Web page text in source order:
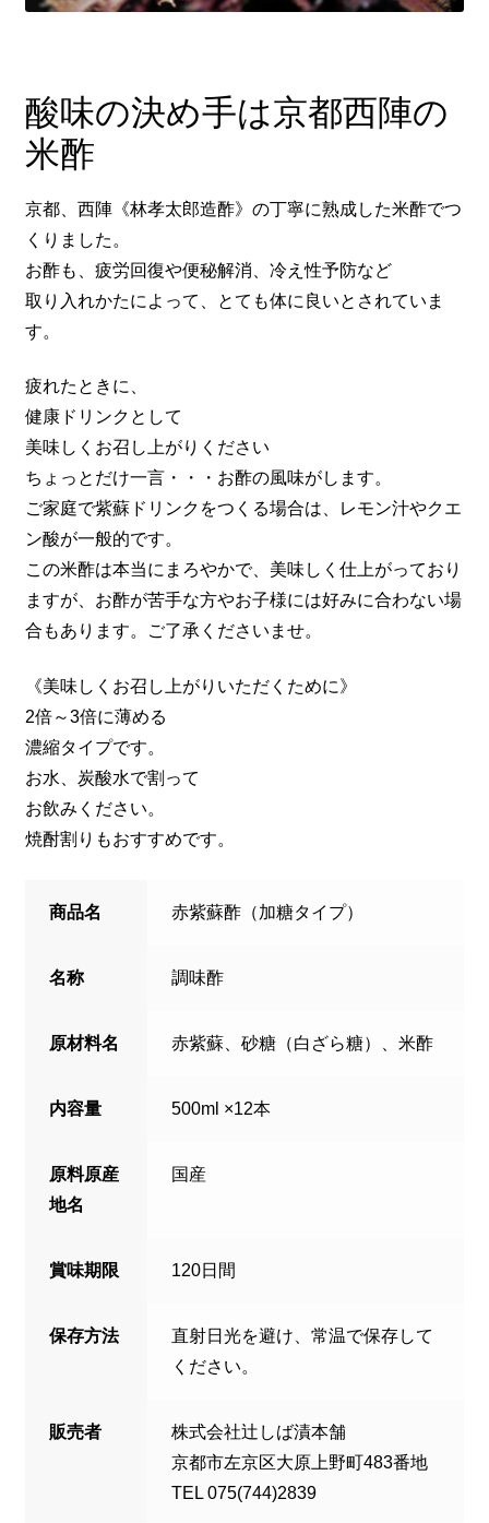
酸味の決め手は京都西陣の
米酢
京都、西陣《林孝太郎造酢》の丁寧に熟成した米酢でつ
くりました。
お酢も、疲労回復や便秘解消、冷え性予防など
取り入れかたによって、とても体に良いとされていま
す。
疲れたときに、
健康ドリンクとして
美味しくお召し上がりください
ちょっとだけ一言・・・お酢の風味がします。
ご家庭で紫蘇ドリンクをつくる場合は、レモン汁やクエ
ン酸が一般的です。
この米酢は本当にまろやかで、美味しく仕上がっており
ますが、お酢が苦手な方やお子様には好みに合わない場
合もあります。ご了承くださいませ。
《美味しくお召し上がりいただくために》
2倍～3倍に薄める
濃縮タイプです。
お水、炭酸水で割って
お飲みください。
焼酎割りもおすすめです。
商品名 赤紫蘇酢（加糖タイプ）
名称 調味酢
原材料名 赤紫蘇、砂糖（白ざら糖）、米酢
内容量 500ml ×12本
原料原産
地名
国産
賞味期限 120日間
保存方法
直射日光を避け、常温で保存して
ください。
販売者
株式会社辻しば漬本舗
京都市左京区大原上野町483番地
TEL 075(744)2839